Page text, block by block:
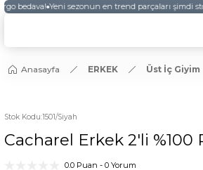
bedava! Yeni sezonun en trend parçaları şimdi
Anasayfa ERKEK Üst İç Giyim
Stok Kodu:1501/Siyah
Cacharel Erkek 2'li
0.0 Puan - 0 Yorum